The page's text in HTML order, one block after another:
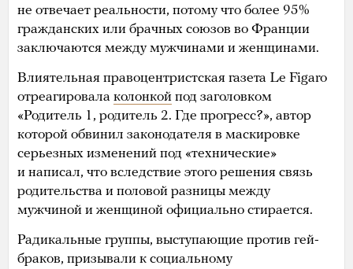
не отвечает реальности, потому что более 95%
гражданских или брачных союзов во Франции
заключаются между мужчинами и женщинами.
Влиятельная правоцентристская газета Le Figaro
отреагировала колонкой под заголовком
«Родитель 1, родитель 2. Где прогресс?», автор
которой обвинил законодателя в маскировке
серьезных изменений под «технические»
и написал, что вследствие этого решения связь
родительства и половой разницы между
мужчиной и женщиной официально стирается.
Радикальные группы, выступающие против гей-
браков, призывали к социальному